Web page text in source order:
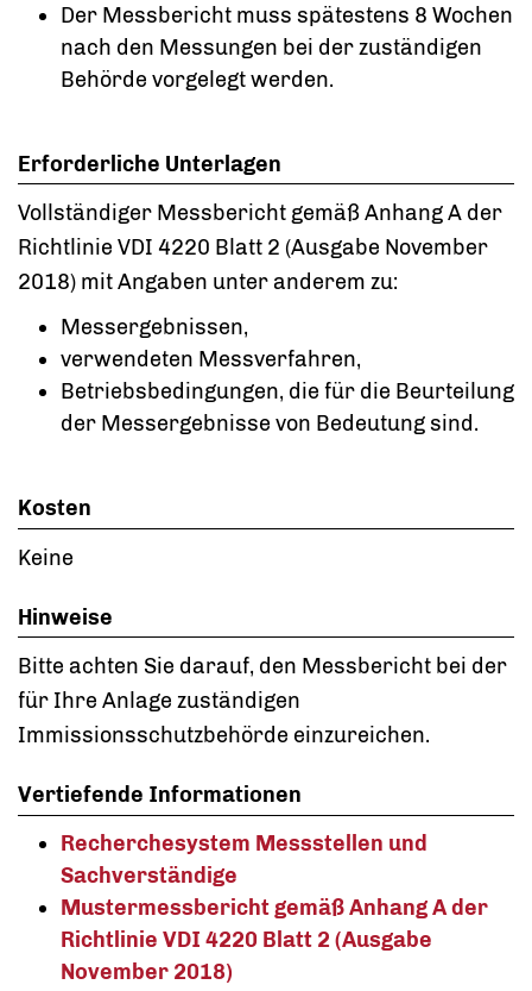
Der Messbericht muss spätestens 8 Wochen
nach den Messungen bei der zuständigen
Behörde vorgelegt werden.
Erforderliche Unterlagen
Vollständiger Messbericht gemäß Anhang A der
Richtlinie VDI 4220 Blatt 2 (Ausgabe November
2018) mit Angaben unter anderem zu:
Messergebnissen,
verwendeten Messverfahren,
Betriebsbedingungen, die für die Beurteilung
der Messergebnisse von Bedeutung sind.
Kosten
Keine
Hinweise
Bitte achten Sie darauf, den Messbericht bei der
für Ihre Anlage zuständigen
Immissionsschutzbehörde einzureichen.
Vertiefende Informationen
Recherchesystem Messstellen und
Sachverständige
Mustermessbericht gemäß Anhang A der
Richtlinie VDI 4220 Blatt 2 (Ausgabe
November 2018)